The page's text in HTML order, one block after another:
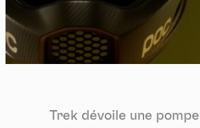
Trek dévoile une pompe